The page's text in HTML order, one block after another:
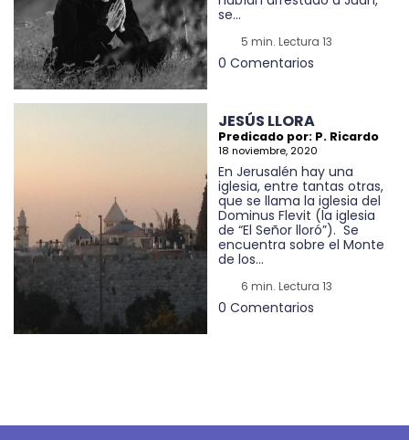
se...
5 min. Lectura 13
0 Comentarios
JESÚS LLORA
Predicado por: P. Ricardo
18 noviembre, 2020
En Jerusalén hay una
iglesia, entre tantas otras,
que se llama la iglesia del
Dominus Flevit (la iglesia
de “El Señor lloró”). Se
encuentra sobre el Monte
de los...
6 min. Lectura 13
0 Comentarios